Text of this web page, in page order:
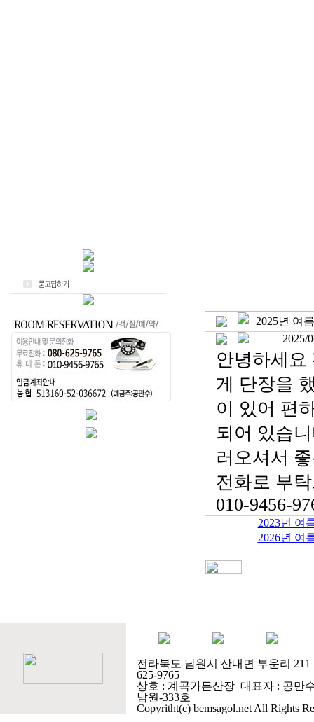
2025년 여
2025/
안녕하세요
게 단장을
이 있어 편
되어 있습
러오셔서
전화로 부
010-9456-
2023년 여
2026년 여
전라북도 남원시 산내면 부운리
625-9765
상호 : 계곡가든산장 대표자 : 공만
남원-333호
Copyritht(c) bemsagol.net All Rights